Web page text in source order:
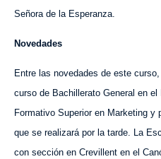
Señora de la Esperanza.
Novedades
Entre las novedades de este
curso de Bachillerato General en
Formativo Superior en Marketing
que se realizará por la tarde. La
con sección en Crevillent en el